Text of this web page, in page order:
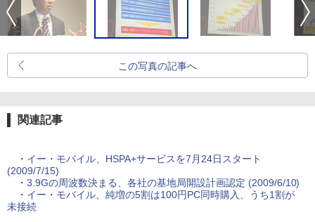
この写真の記事へ
関連記事
・ イー・モバイル、HSPA+サービスを7月24日スタート
(2009/7/15)
・ 3.9Gの周波数決まる、各社の基地局開設計画認定 (2009/6/10)
・ イー・モバイル、純増の5割は100円PC同時購入、うち1割が
未接続